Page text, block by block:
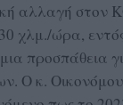
αλλαγή στον
χλμ./ώρα,
προσπάθεια
Ο κ.